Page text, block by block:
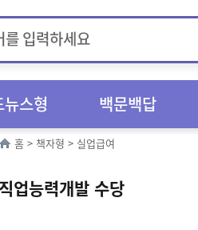
뉴스형 백문백답
홈 > 책자형 > 실업급여
직업능력개발 수당